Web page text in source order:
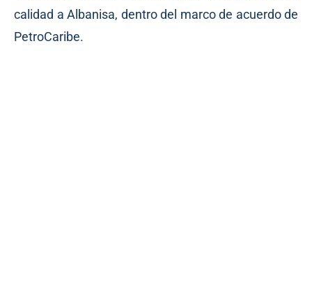
calidad a Albanisa, dentro del marco de acuerdo de
PetroCaribe.